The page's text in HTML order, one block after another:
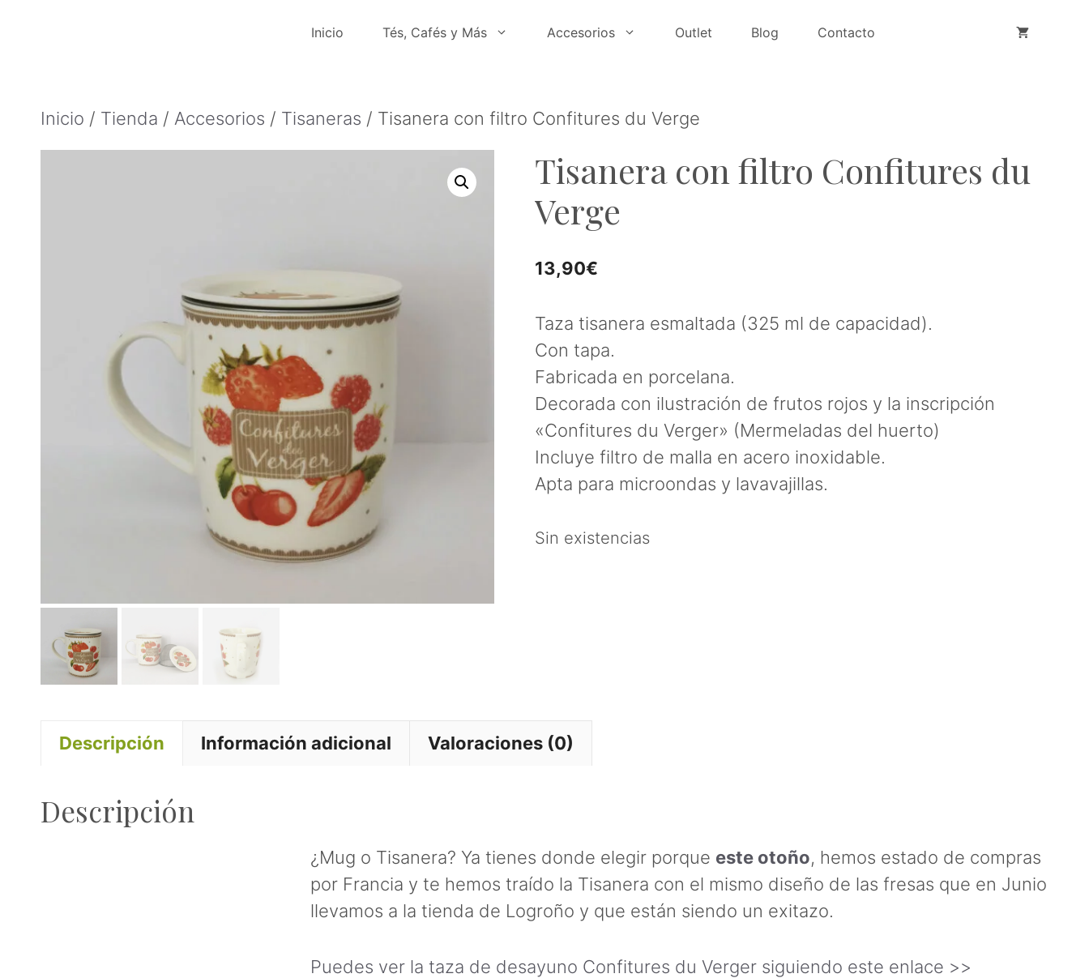
Inicio Tés, Cafés y Más Accesorios Outlet Blog Contacto
Inicio / Tienda / Accesorios / Tisaneras / Tisanera con filtro Confitures du Verge
Tisanera con filtro Confitures du
Verge
13,90€
Taza tisanera esmaltada (325 ml de capacidad).
Con tapa.
Fabricada en porcelana.
Decorada con ilustración de frutos rojos y la inscripción
«Confitures du Verger» (Mermeladas del huerto)
Incluye filtro de malla en acero inoxidable.
Apta para microondas y lavavajillas.
Sin existencias
Descripción Información adicional Valoraciones (0)
Descripción
¿Mug o Tisanera? Ya tienes donde elegir porque este otoño, hemos estado de compras
por Francia y te hemos traído la Tisanera con el mismo diseño de las fresas que en Junio
llevamos a la tienda de Logroño y que están siendo un exitazo.
Puedes ver la taza de desayuno Confitures du Verger siguiendo este enlace >>